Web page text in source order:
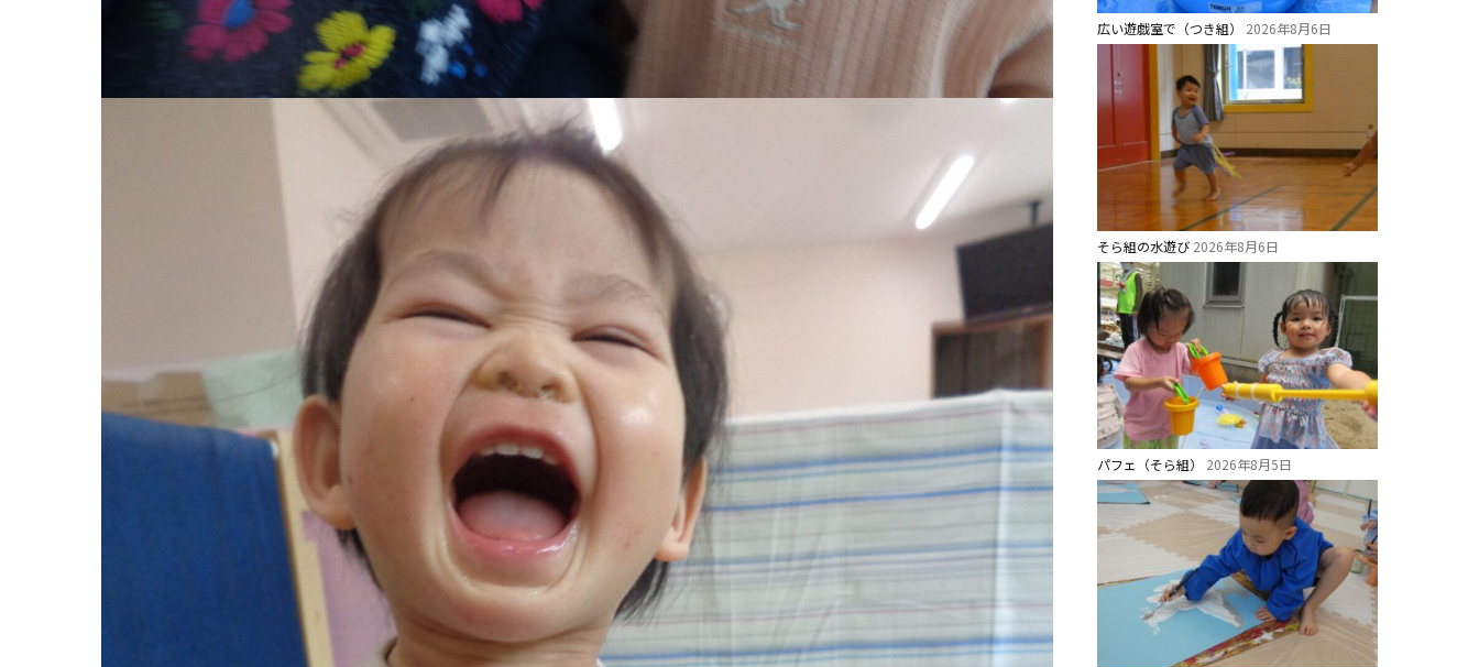
広い遊戯室で（つき組） 2026年8月6日
そら組の水遊び 2026年8月6日
パフェ（そら組） 2026年8月5日